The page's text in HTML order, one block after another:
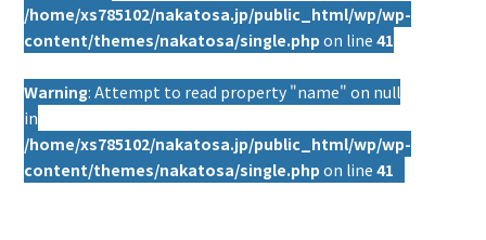
/home/xs785102/nakatosa.jp/public_html/wp/wp-
content/themes/nakatosa/single.php on line41
Warning: Attempt to read property "name" on null
in
/home/xs785102/nakatosa.jp/public_html/wp/wp-
content/themes/nakatosa/single.php on line41